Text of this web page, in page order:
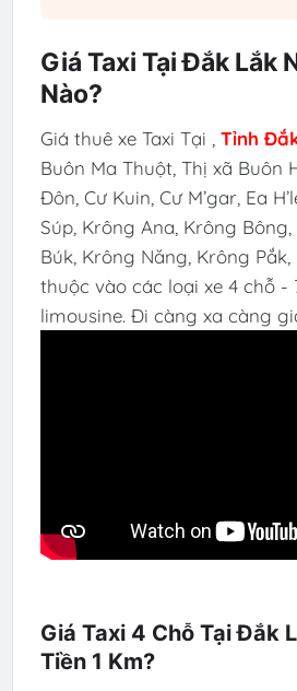
Giá Taxi Tại Đắk Lắk
Nào?
Giá thuê xe Taxi Tại , Tỉnh
Buôn Ma Thuột, Thị xã Buôn
Đôn, Cư Kuin, Cư M’gar, Ea
Súp, Krông Ana, Krông
Búk, Krông Năng, Krông Pắk,
thuộc vào các loại xe 4 chỗ -
limousine. Đi càng xa càng
Giá Taxi 4 Chỗ Tại Đắk
Tiền 1 Km?